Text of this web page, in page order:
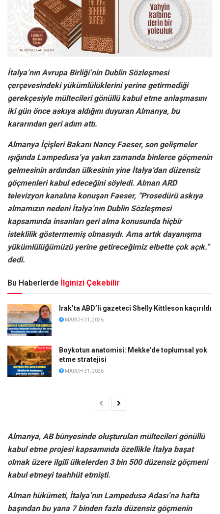
İtalya’nın Avrupa Birliği’nin Dublin Sözleşmesi
çerçevesindeki yükümlülüklerini yerine getirmediği
gerekçesiyle mültecileri gönüllü kabul etme anlaşmasını
iki gün önce askıya aldığını duyuran Almanya, bu
kararından geri adım attı.
Almanya İçişleri Bakanı Nancy Faeser, son gelişmeler
ışığında Lampedusa’ya yakın zamanda binlerce göçmenin
gelmesinin ardından ülkesinin yine İtalya’dan düzensiz
göçmenleri kabul edeceğini söyledi. Alman ARD
televizyon kanalına konuşan Faeser, “Prosedürü askıya
almamızın nedeni İtalya’nın Dublin Sözleşmesi
kapsamında insanları geri alma konusunda hiçbir
isteklilik göstermemiş olmasıydı. Ama artık dayanışma
yükümlülüğümüzü yerine getireceğimiz elbette çok açık.”
dedi.
Bu Haberlerde İlginizi Çekebilir
Irak’ta ABD’li gazeteci Shelly Kittleson kaçırıldı
MARCH 31, 2026
Boykotun anatomisi: Mekke’de toplumsal yok
etme stratejisi
MARCH 31, 2026
Almanya, AB bünyesinde oluşturulan mültecileri gönüllü
kabul etme projesi kapsamında özellikle İtalya başat
olmak üzere ilgili ülkelerden 3 bin 500 düzensiz göçmeni
kabul etmeyi taahhüt etmişti.
Alman hükümeti, İtalya’nın Lampedusa Adası’na hafta
başından bu yana 7 binden fazla düzensiz göçmenin